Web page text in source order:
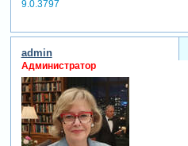
9.0.3797
admin
Администратор